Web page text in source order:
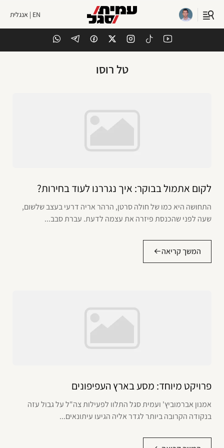
EN | אנגלית
טל רוסו
לקום אתמול בבוקר: איך נגררנו לעוד בחירות?
התחושה היא כמו של חולה סרטן, הרהר אריה דרעי בעצב שלשום,
שעה לפני שהכנסת פיזרה את עצמה לדעת. עברת סבב...
המשך קריאה
פרויקט מיוחד: מסע בארץ העפיפונים
אמנון אברמוביץ' ועמית סגל התלוו לפעילות צה"ל על גבול עזה
בנקודה הקרובה ביותר לגדר אליה הגיעו עיתונאים...